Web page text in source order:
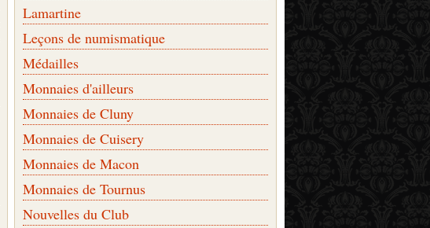
Lamartine
Leçons de numismatique
Médailles
Monnaies d'ailleurs
Monnaies de Cluny
Monnaies de Cuisery
Monnaies de Macon
Monnaies de Tournus
Nouvelles du Club